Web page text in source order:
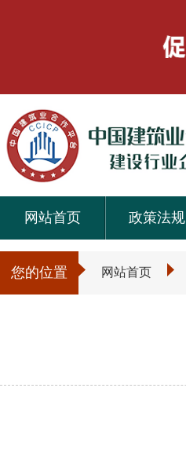
网站首页 政策法规
您的位置 网站首页